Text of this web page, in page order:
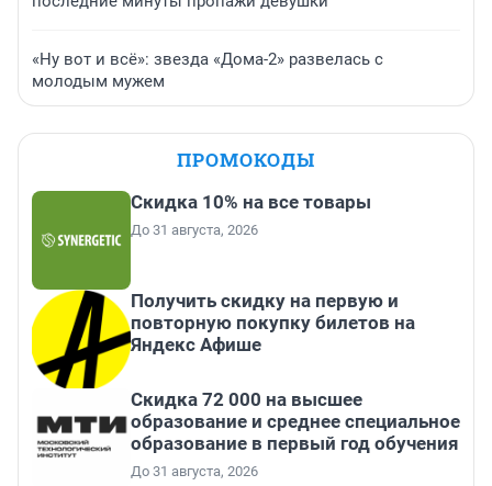
«Ну вот и всё»: звезда «Дома-2» развелась с
молодым мужем
ПРОМОКОДЫ
Скидка 10% на все товары
До 31 августа, 2026
Получить скидку на первую и
повторную покупку билетов на
Яндекс Афише
Скидка 72 000 на высшее
образование и среднее специальное
образование в первый год обучения
До 31 августа, 2026